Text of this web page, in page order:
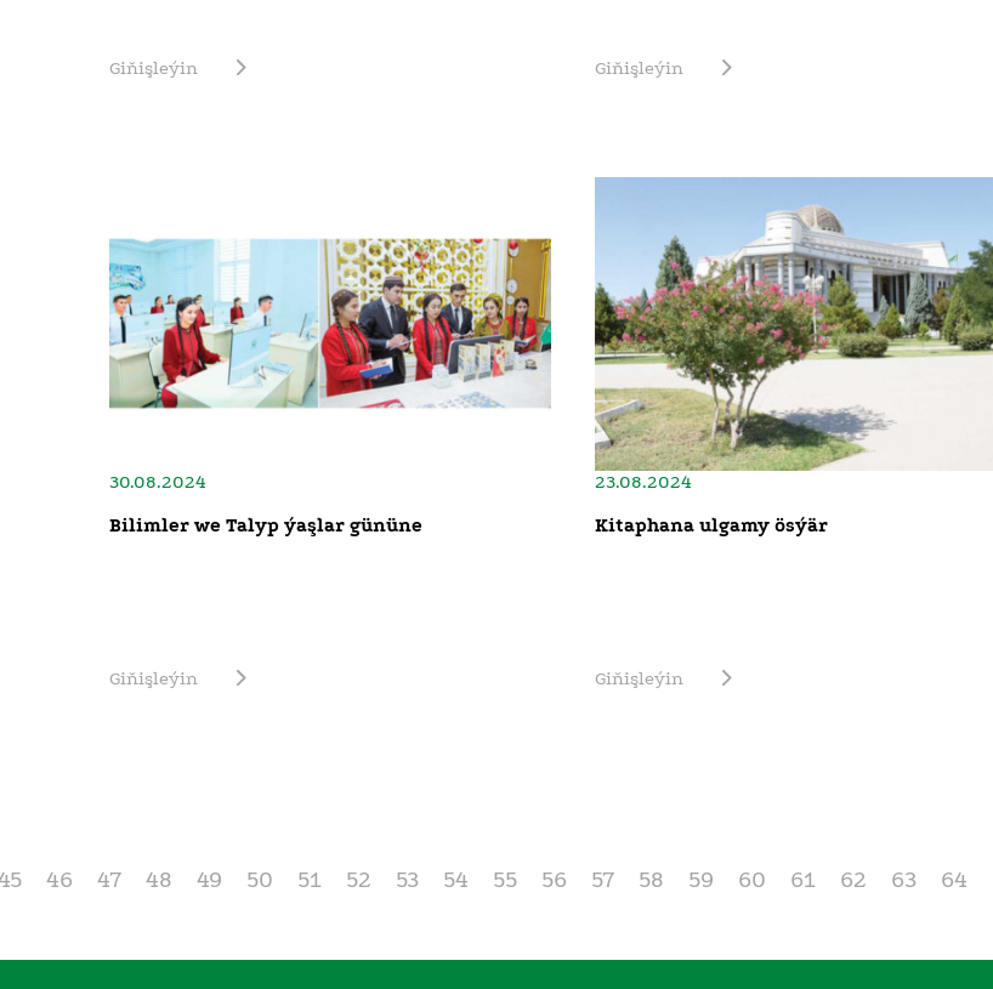
Giňişleýin Giňişleýin
30.08.2024
Bilimler we Talyp ýaşlar gününe
Giňişleýin
23.08.2024
Kitaphana ulgamy ösýär
Giňişleýin
46 47 48 49 50 51 52 53 54 55 56 57 58 59 60 61 62 63 64